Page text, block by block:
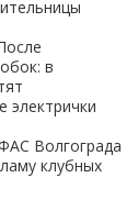
в
электрички
Волгограда
клубных